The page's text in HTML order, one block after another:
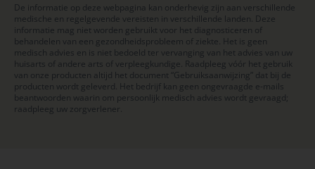
De informatie op deze webpagina kan onderhevig zijn aan verschillende
medische en regelgevende vereisten in verschillende landen. Deze
informatie mag niet worden gebruikt voor het diagnosticeren of
behandelen van een gezondheidsprobleem of ziekte. Het is geen
medisch advies en is niet bedoeld ter vervanging van het advies van uw
huisarts of andere arts of verpleegkundige. Raadpleeg vóór het gebruik
van onze producten altijd het document “Gebruiksaanwijzing” dat bij de
producten wordt geleverd. Het bedrijf kan geen ongevraagde e-mails
beantwoorden waarin om persoonlijk medisch advies wordt gevraagd;
raadpleeg uw zorgverlener.